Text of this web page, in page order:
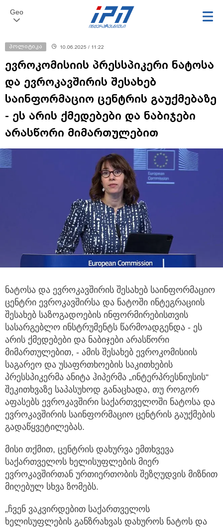
Geo
პოლიტიკა 10.06.2025 / 11:22
ევროკომისიის პრესსპიკერი ნატოსა
და ევროკავშირის შესახებ
საინფორმაციო ცენტრის გაუქმებაზე
- ეს არის ქმედებები და ნაბიჯები
არასწორი მიმართულებით
ნატოსა და ევროკავშირის შესახებ საინფორმაციო
ცენტრი ევროკავშირსა და ნატოში ინტეგრაციის
შესახებ საზოგადოების ინფორმირებისთვის
სასარგებლო ინსტრუმენტს წარმოადგენდა - ეს
არის ქმედებები და ნაბიჯები არასწორი
მიმართულებით, - ამის შესახებ ევროკომისიის
საგარეო და უსაფრთხოების საკითხების
პრესსპიკერმა ანიტა ჰიპერმა „ინტერპრესნიუსის“
შეკითხვაზე საპასუხოდ განაცხადა, თუ როგორ
აფასებს ევროკავშირი საქართველოში ნატოსა და
ევროკავშირის საინფორმაციო ცენტრის გაუქმების
გადაწყვეტილებას.
მისი თქმით, ცენტრის დახურვა ემთხვევა
საქართველოს ხელისუფლების მიერ
ევროკავშირთან ურთიერთობის შეზღუდვის მიზნით
მიღებულ სხვა ზომებს.
„ჩვენ ვაკვირდებით საქართველოს
ხელისუფლების განზრახვას დახუროს ნატოს და